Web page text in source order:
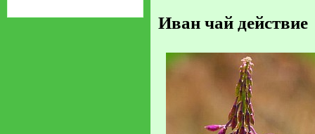
Иван чай действие